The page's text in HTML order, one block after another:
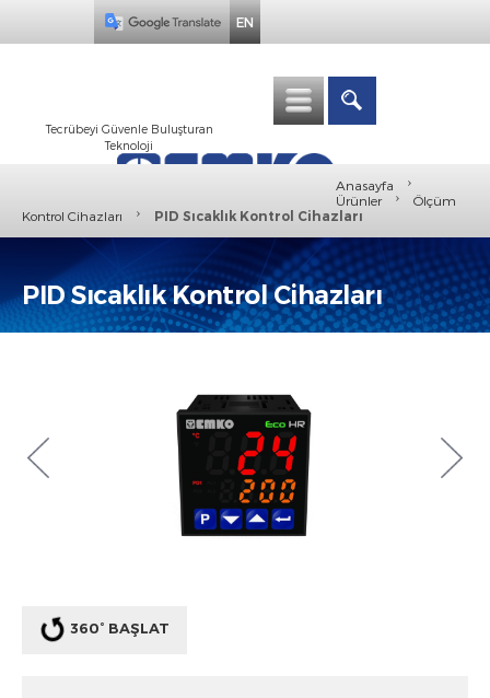
EN
Tecrübeyi Güvenle Buluşturan
Teknoloji
Anasayfa ›
Ürünler ›
Ölçüm
Kontrol Cihazları
› PID Sıcaklık Kontrol Cihazları
PID Sıcaklık Kontrol Cihazları
360° BAŞLAT